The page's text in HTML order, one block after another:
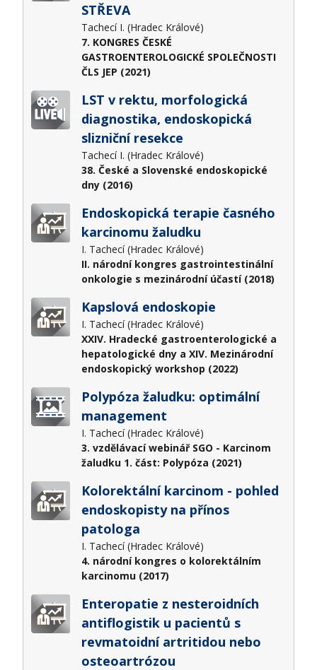
STŘEVA
Tachecí I. (Hradec Králové)
7. KONGRES ČESKÉ
GASTROENTEROLOGICKÉ SPOLEČNOSTI
ČLS JEP (2021)
LST v rektu, morfologická
diagnostika, endoskopická
slizniční resekce
Tachecí I. (Hradec Králové)
38. České a Slovenské endoskopické
dny (2016)
Endoskopická terapie časného
karcinomu žaludku
I. Tachecí (Hradec Králové)
II. národní kongres gastrointestinální
onkologie s mezinárodní účastí (2018)
Kapslová endoskopie
I. Tachecí (Hradec Králové)
XXIV. Hradecké gastroenterologické a
hepatologické dny a XIV. Mezinárodní
endoskopický workshop (2022)
Polypóza žaludku: optimální
management
I. Tachecí (Hradec Králové)
3. vzdělávací webinář SGO - Karcinom
žaludku 1. část: Polypóza (2021)
Kolorektální karcinom - pohled
endoskopisty na přínos
patologa
I. Tachecí (Hradec Králové)
4. národní kongres o kolorektálním
karcinomu (2017)
Enteropatie z nesteroidních
antiflogistik u pacientů s
revmatoidní artritidou nebo
osteoartrózou